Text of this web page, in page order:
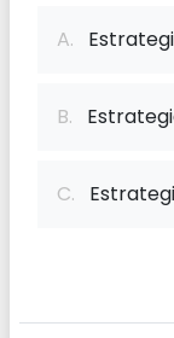
A.
B.
C.